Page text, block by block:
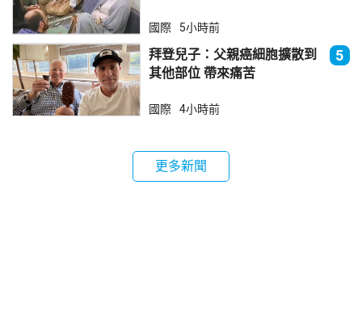
國際 5小時前
拜登兒子：父親癌細胞擴散到
其他部位 帶來痛苦
5
國際 4小時前
更多新聞